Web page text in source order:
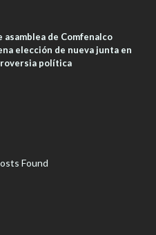
asamblea de Comfenalco
elección de nueva junta en
política
Found